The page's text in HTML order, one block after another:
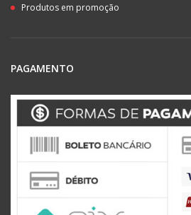
Produtos em promoção
PAGAMENTO